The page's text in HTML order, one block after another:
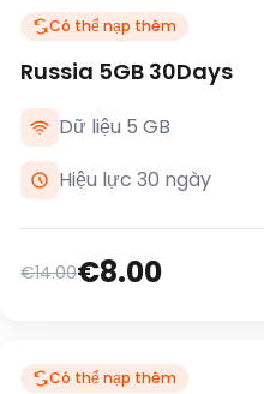
Có thể nạp thêm
Russia 5GB 30Days
Dữ liệu 5 GB
Hiệu lực 30 ngày
€14.00€8.00
Có thể nạp thêm